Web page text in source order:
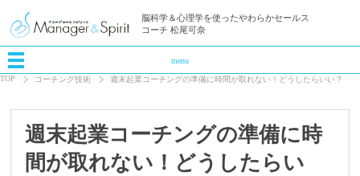
脳科学＆心理学を使ったやわらかセールス
コーチ 松尾可奈
menu
TOP
コーチング技術 週末起業コーチングの準備に時間が取れない！どうしたらいい？
週末起業コーチングの準備に時
間が取れない！どうしたらい